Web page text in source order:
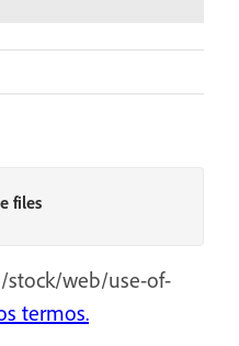
files
web/use-of-
termos.